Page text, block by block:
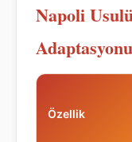
Napoli
Özellik